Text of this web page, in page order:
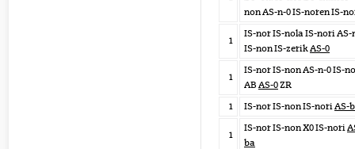
non AS-n-0 IS-noren IS-
1
IS-nor IS-nola IS-nori AS-
IS-non IS-zerikAS-0
1
IS-nor IS-non AS-n-0 IS-
AB AS-0ZR
1
IS-nor IS-non IS-noriAS-
1
IS-nor IS-non X0 IS-nori
ba